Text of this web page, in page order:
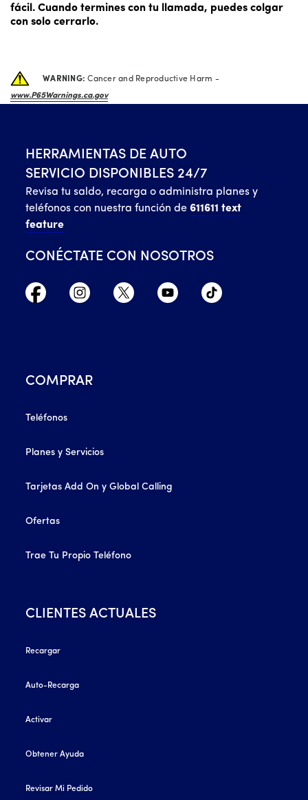
fácil. Cuando termines con tu llamada, puedes colgar
con solo cerrarlo.
WARNING:Cancer and Reproductive Harm -
www.P65Warnings.ca.gov
HERRAMIENTAS DE AUTO
SERVICIO DISPONIBLES 24/7
Revisa tu saldo, recarga o administra planes y
teléfonos con nuestra función de 611611 text
feature
CONÉCTATE CON NOSOTROS
COMPRAR
Teléfonos
Planes y Servicios
Tarjetas Add On y Global Calling
Ofertas
Trae Tu Propio Teléfono
CLIENTES ACTUALES
Recargar
Auto-Recarga
Activar
Obtener Ayuda
Revisar Mi Pedido